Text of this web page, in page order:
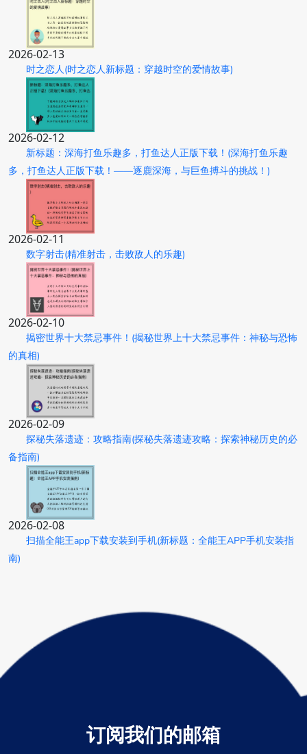
2026-02-13
时之恋人(时之恋人新标题：穿越时空的爱情故事)
2026-02-12
新标题：深海打鱼乐趣多，打鱼达人正版下载！(深海打鱼乐趣
多，打鱼达人正版下载！——逐鹿深海，与巨鱼搏斗的挑战！)
2026-02-11
数字射击(精准射击，击败敌人的乐趣)
2026-02-10
揭密世界十大禁忌事件！(揭秘世界上十大禁忌事件：神秘与恐怖
的真相)
2026-02-09
探秘失落遗迹：攻略指南(探秘失落遗迹攻略：探索神秘历史的必
备指南)
2026-02-08
扫描全能王app下载安装到手机(新标题：全能王APP手机安装指
南)
订阅我们的邮箱